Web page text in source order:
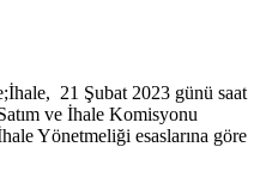
21 Şubat 2023 günü saat
ve İhale Komisyonu
Yönetmeliği esaslarına göre